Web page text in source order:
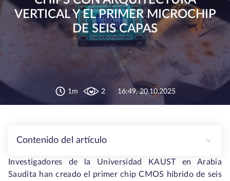
VERTICAL Y EL PRIMER MICROCHIP
DE SEIS CAPAS
1m 2 16:49, 20.10.2025
Contenido del artículo
Investigadores de la Universidad KAUST en Arabia
Saudita han creado el primer chip CMOS híbrido de seis